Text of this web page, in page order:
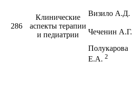
286
Клинические
аспекты терапии
и педиатрии
Визило А.Д.
Чеченин А.Г.
Полукарова
Е.А. 2